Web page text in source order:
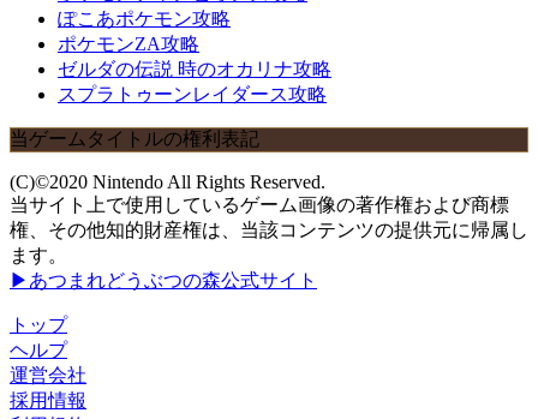
ぽこあポケモン攻略
ポケモンZA攻略
ゼルダの伝説 時のオカリナ攻略
スプラトゥーンレイダース攻略
当ゲームタイトルの権利表記
(C)©2020 Nintendo All Rights Reserved.
当サイト上で使用しているゲーム画像の著作権および商標
権、その他知的財産権は、当該コンテンツの提供元に帰属し
ます。
▶あつまれどうぶつの森公式サイト
トップ
ヘルプ
運営会社
採用情報